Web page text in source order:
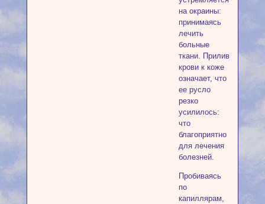
на окраины:
принимаясь
лечить
больные
ткани. Прилив
крови к коже
означает, что
ее русло
резко
усилилось:
что
благоприятно
для лечения
болезней.
Пробиваясь
по
капиллярам,